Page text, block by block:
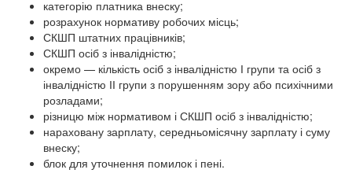
категорію платника внеску;
розрахунок нормативу робочих місць;
СКШП штатних працівників;
СКШП осіб з інвалідністю;
окремо — кількість осіб з інвалідністю І групи та осіб з
інвалідністю ІІ групи з порушенням зору або психічними
розладами;
різницю між нормативом і СКШП осіб з інвалідністю;
нараховану зарплату, середньомісячну зарплату і суму
внеску;
блок для уточнення помилок і пені.